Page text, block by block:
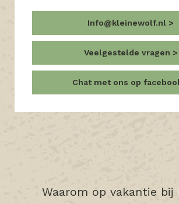
Info@kleinewolf.nl
Veelgestelde vragen
Chat met ons op
Waarom op vakantie bij